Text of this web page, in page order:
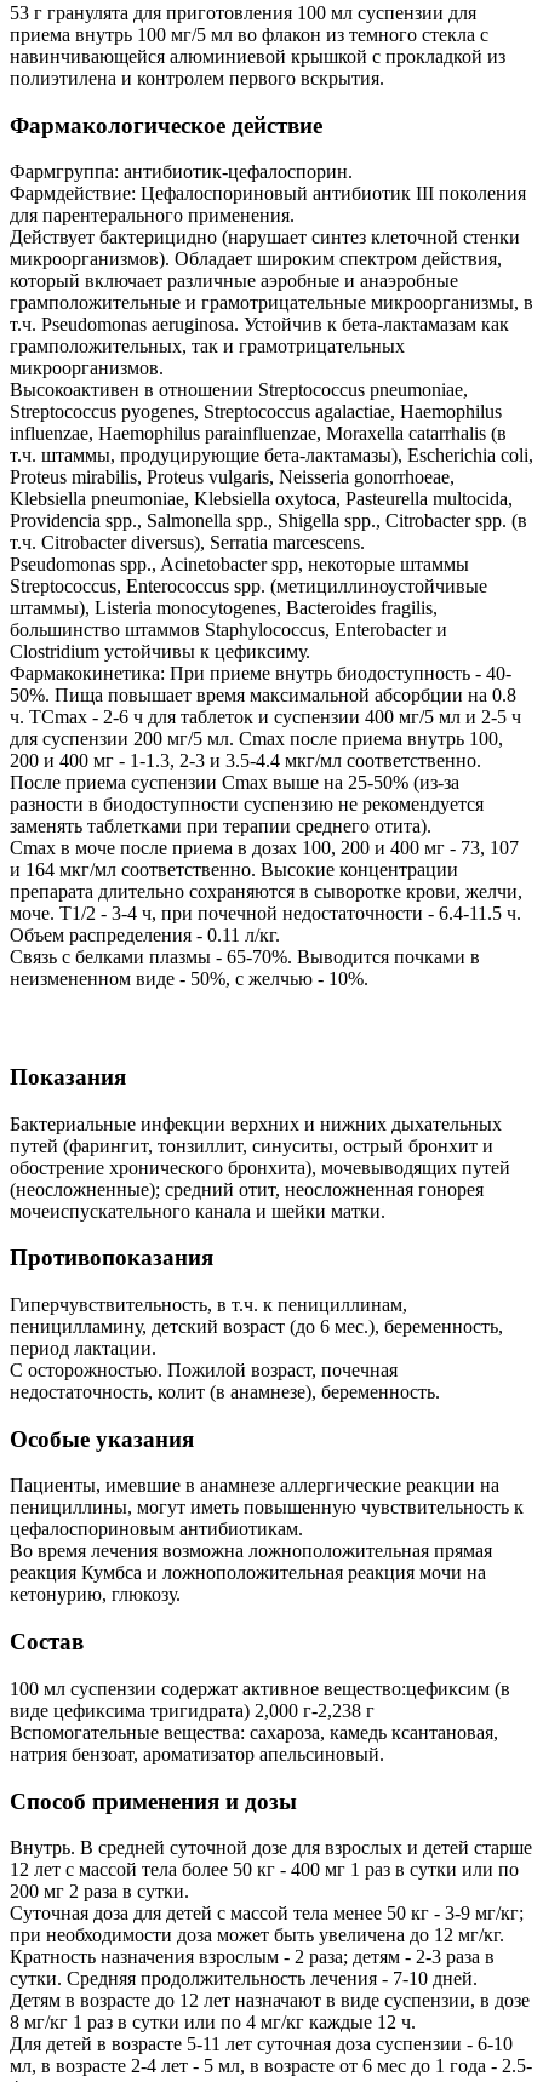
53 г гранулята для приготовления 100 мл суспензии для
приема внутрь 100 мг/5 мл во флакон из темного стекла с
навинчивающейся алюминиевой крышкой с прокладкой из
полиэтилена и контролем первого вскрытия.
Фармакологическое действие
Фармгруппа: антибиотик-цефалоспорин.
Фармдействие: Цефалоспориновый антибиотик III поколения
для парентерального применения.
Действует бактерицидно (нарушает синтез клеточной стенки
микроорганизмов). Обладает широким спектром действия,
который включает различные аэробные и анаэробные
грамположительные и грамотрицательные микроорганизмы, в
т.ч. Pseudomonas aeruginosa. Устойчив к бета-лактамазам как
грамположительных, так и грамотрицательных
микроорганизмов.
Высокоактивен в отношении Streptococcus pneumoniae,
Streptococcus pyogenes, Streptococcus agalactiae, Haemophilus
influenzae, Haemophilus parainfluenzae, Moraxella catarrhalis (в
т.ч. штаммы, продуцирующие бета-лактамазы), Escherichia coli,
Proteus mirabilis, Proteus vulgaris, Neisseria gonorrhoeae,
Klebsiella pneumoniae, Klebsiella oxytoca, Pasteurella multocida,
Providencia spp., Salmonella spp., Shigella spp., Citrobacter spp. (в
т.ч. Citrobacter diversus), Serratia marcescens.
Pseudomonas spp., Acinetobacter spp, некоторые штаммы
Streptococcus, Enterococcus spp. (метициллиноустойчивые
штаммы), Listeria monocytogenes, Bacteroides fragilis,
большинство штаммов Staphylococcus, Enterobacter и
Clostridium устойчивы к цефиксиму.
Фармакокинетика: При приеме внутрь биодоступность - 40-
50%. Пища повышает время максимальной абсорбции на 0.8
ч. TCmax - 2-6 ч для таблеток и суспензии 400 мг/5 мл и 2-5 ч
для суспензии 200 мг/5 мл. Cmax после приема внутрь 100,
200 и 400 мг - 1-1.3, 2-3 и 3.5-4.4 мкг/мл соответственно.
После приема суспензии Cmax выше на 25-50% (из-за
разности в биодоступности суспензию не рекомендуется
заменять таблетками при терапии среднего отита).
Cmax в моче после приема в дозах 100, 200 и 400 мг - 73, 107
и 164 мкг/мл соответственно. Высокие концентрации
препарата длительно сохраняются в сыворотке крови, желчи,
моче. T1/2 - 3-4 ч, при почечной недостаточности - 6.4-11.5 ч.
Объем распределения - 0.11 л/кг.
Связь с белками плазмы - 65-70%. Выводится почками в
неизмененном виде - 50%, с желчью - 10%.
Показания
Бактериальные инфекции верхних и нижних дыхательных
путей (фарингит, тонзиллит, синуситы, острый бронхит и
обострение хронического бронхита), мочевыводящих путей
(неосложненные); средний отит, неосложненная гонорея
мочеиспускательного канала и шейки матки.
Противопоказания
Гиперчувствительность, в т.ч. к пенициллинам,
пеницилламину, детский возраст (до 6 мес.), беременность,
период лактации.
С осторожностью. Пожилой возраст, почечная
недостаточность, колит (в анамнезе), беременность.
Особые указания
Пациенты, имевшие в анамнезе аллергические реакции на
пенициллины, могут иметь повышенную чувствительность к
цефалоспориновым антибиотикам.
Во время лечения возможна ложноположительная прямая
реакция Кумбса и ложноположительная реакция мочи на
кетонурию, глюкозу.
Состав
100 мл суспензии содержат активное вещество:цефиксим (в
виде цефиксима тригидрата) 2,000 г-2,238 г
Вспомогательные вещества: сахароза, камедь ксантановая,
натрия бензоат, ароматизатор апельсиновый.
Способ применения и дозы
Внутрь. В средней суточной дозе для взрослых и детей старше
12 лет с массой тела более 50 кг - 400 мг 1 раз в сутки или по
200 мг 2 раза в сутки.
Суточная доза для детей с массой тела менее 50 кг - 3-9 мг/кг;
при необходимости доза может быть увеличена до 12 мг/кг.
Кратность назначения взрослым - 2 раза; детям - 2-3 раза в
сутки. Средняя продолжительность лечения - 7-10 дней.
Детям в возрасте до 12 лет назначают в виде суспензии, в дозе
8 мг/кг 1 раз в сутки или по 4 мг/кг каждые 12 ч.
Для детей в возрасте 5-11 лет суточная доза суспензии - 6-10
мл, в возрасте 2-4 лет - 5 мл, в возрасте от 6 мес до 1 года - 2.5-